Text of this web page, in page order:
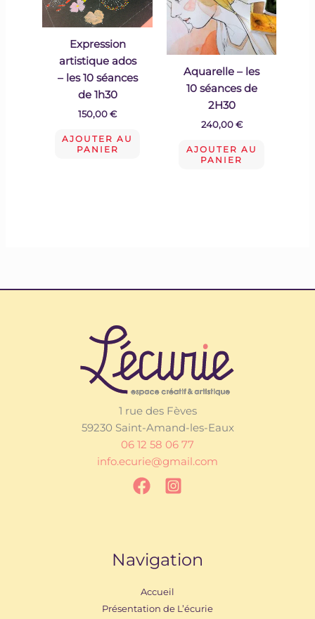
Expression
artistique ados
– les 10 séances
de 1h30
150,00€
AJOUTER AU
PANIER
Aquarelle – les
10 séances de
2H30
240,00€
AJOUTER AU
PANIER
1 rue des Fèves
59230 Saint-Amand-les-Eaux
06 12 58 06 77
info.ecurie@gmail.com
Navigation
Accueil
Présentation de L’écurie